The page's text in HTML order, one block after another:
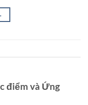
điểm và Ứng